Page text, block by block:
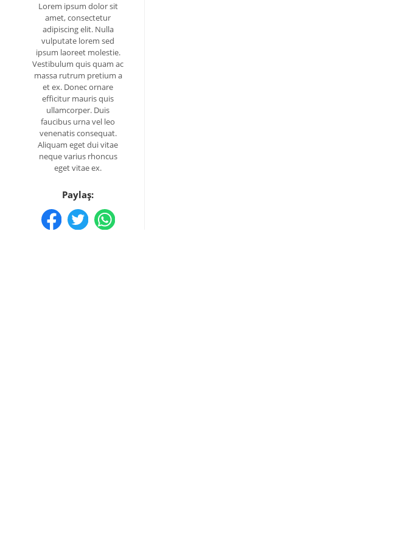
Lorem ipsum dolor sit
amet, consectetur
adipiscing elit. Nulla
vulputate lorem sed
ipsum laoreet molestie.
Vestibulum quis quam ac
massa rutrum pretium a
et ex. Donec ornare
efficitur mauris quis
ullamcorper. Duis
faucibus urna vel leo
venenatis consequat.
Aliquam eget dui vitae
neque varius rhoncus
eget vitae ex.
Paylaş: